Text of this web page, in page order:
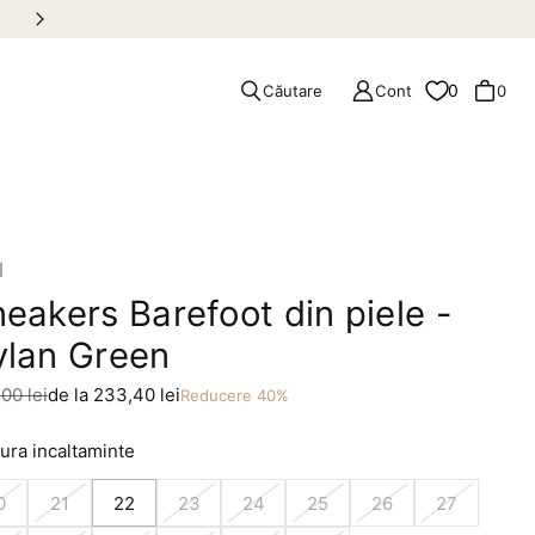
Căutare Cont 0 0
Barefoot din piele -
Green
leide la 233,40 leiReducere 40%
incaltaminte
21 22 23 24 25 26 27